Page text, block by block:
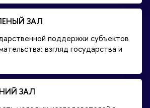
ЗАЛ
поддержки субъектов
взгляд государства и
ЗАЛ